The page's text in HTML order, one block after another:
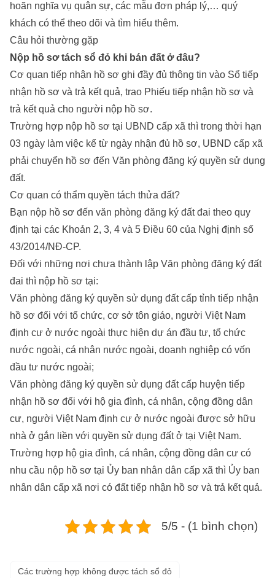
hoãn nghĩa vụ quân sự, các mẫu đơn pháp lý,… quý
khách có thể theo dõi và tìm hiểu thêm.
Câu hỏi thường gặp
Nộp hồ sơtách sổ đỏ khi bán đất ở đâu?
Cơ quan tiếp nhận hồ sơ ghi đầy đủ thông tin vào Sổ tiếp
nhận hồ sơ và trả kết quả, trao Phiếu tiếp nhận hồ sơ và
trả kết quả cho người nộp hồ sơ.
Trường hợp nộp hồ sơ tại UBND cấp xã thì trong thời hạn
03 ngày làm việc kể từ ngày nhận đủ hồ sơ, UBND cấp xã
phải chuyển hồ sơ đến Văn phòng đăng ký quyền sử dụng
đất.
Cơ quan có thẩm quyền tách thửa đất?
Bạn nộp hồ sơ đến văn phòng đăng ký đất đai theo quy
định tại các Khoản 2, 3, 4 và 5 Điều 60 của Nghị định số
43/2014/NĐ-CP.
Đối với những nơi chưa thành lập Văn phòng đăng ký đất
đai thì nộp hồ sơ tại:
Văn phòng đăng ký quyền sử dụng đất cấp tỉnh tiếp nhận
hồ sơ đối với tổ chức, cơ sở tôn giáo, người Việt Nam
định cư ở nước ngoài thực hiện dự án đầu tư, tổ chức
nước ngoài, cá nhân nước ngoài, doanh nghiệp có vốn
đầu tư nước ngoài;
Văn phòng đăng ký quyền sử dụng đất cấp huyện tiếp
nhận hồ sơ đối với hộ gia đình, cá nhân, cộng đồng dân
cư, người Việt Nam định cư ở nước ngoài được sở hữu
nhà ở gắn liền với quyền sử dụng đất ở tại Việt Nam.
Trường hợp hộ gia đình, cá nhân, cộng đồng dân cư có
nhu cầu nộp hồ sơ tại Ủy ban nhân dân cấp xã thì Ủy ban
nhân dân cấp xã nơi có đất tiếp nhận hồ sơ và trả kết quả.
5/5 - (1 bình chọn)
Các trường hợp không được tách sổ đỏ